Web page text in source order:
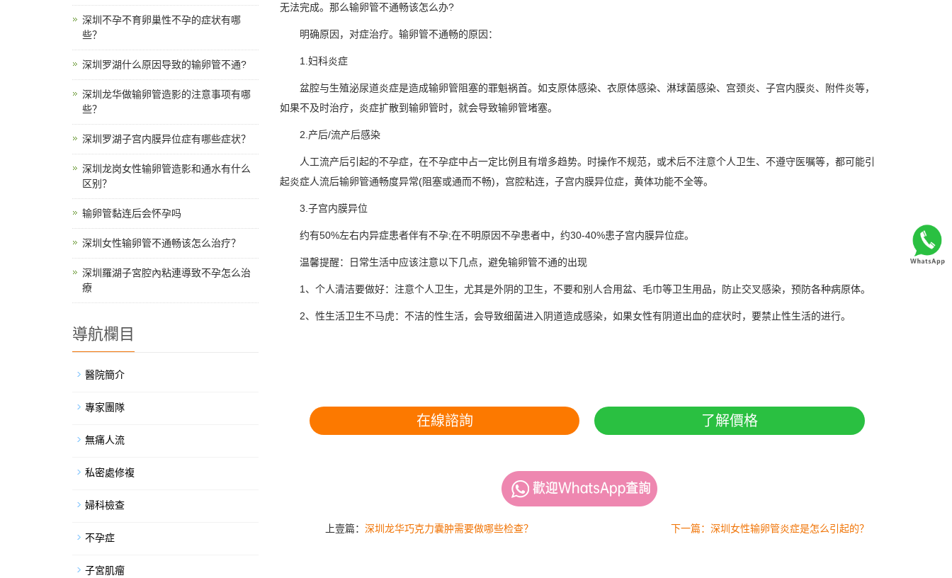
无法完成。那么输卵管不通畅该怎么办?
明确原因，对症治疗。输卵管不通畅的原因：
1.妇科炎症
盆腔与生殖泌尿道炎症是造成输卵管阻塞的罪魁祸首。如支原体感染、衣原体感染、淋球菌感染、宫颈炎、子宫内膜炎、附件炎等，
如果不及时治疗，炎症扩散到输卵管时，就会导致输卵管堵塞。
2.产后/流产后感染
人工流产后引起的不孕症，在不孕症中占一定比例且有增多趋势。时操作不规范，或术后不注意个人卫生、不遵守医嘱等，都可能引
起炎症人流后输卵管通畅度异常(阻塞或通而不畅)，宫腔粘连，子宫内膜异位症，黄体功能不全等。
3.子宫内膜异位
约有50%左右内异症患者伴有不孕;在不明原因不孕患者中，约30-40%患子宫内膜异位症。
温馨提醒：日常生活中应该注意以下几点，避免输卵管不通的出现
1、个人清洁要做好：注意个人卫生，尤其是外阴的卫生，不要和别人合用盆、毛巾等卫生用品，防止交叉感染，预防各种病原体。
2、性生活卫生不马虎：不洁的性生活，会导致细菌进入阴道造成感染，如果女性有阴道出血的症状时，要禁止性生活的进行。
在線諮詢 了解價格
上壹篇：深圳龙华巧克力囊肿需要做哪些检查？ 下一篇：深圳女性输卵管炎症是怎么引起的？
深圳不孕不育卵巢性不孕的症状有哪
些？
深圳罗湖什么原因导致的输卵管不通?
深圳龙华做输卵管造影的注意事项有哪
些？
深圳罗湖子宫内膜异位症有哪些症状？
深圳龙岗女性输卵管造影和通水有什么
区别？
输卵管黏连后会怀孕吗
深圳女性输卵管不通畅该怎么治疗？
深圳羅湖子宮腔內粘連導致不孕怎么治
療
導航欄目
醫院簡介
專家團隊
無痛人流
私密處修複
婦科檢查
不孕症
子宮肌瘤